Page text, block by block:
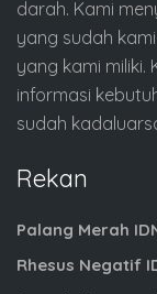
darah. Kami
yang sudah
yang kami miliki.
informasi
sudah
Rekan
Palang Merah
Rhesus Negatif